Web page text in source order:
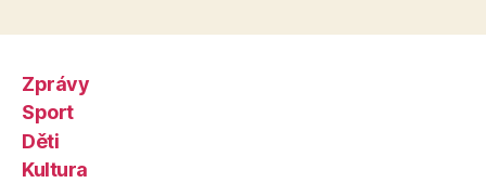
Zprávy
Sport
Děti
Kultura